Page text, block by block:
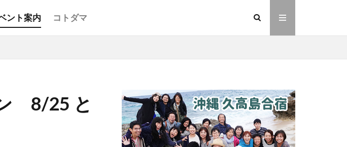
ント案内 コトダマ
8/25 と
イヤシロチ
バシャール・宇宙の法則
ヘナ